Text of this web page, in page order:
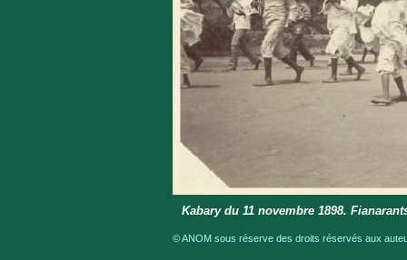
Kabary du 11 novembre 1898.
© ANOM sous réserve des droits réservés aux